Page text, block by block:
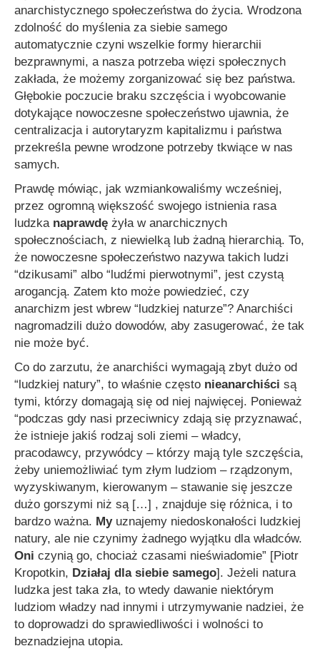
anarchistycznego społeczeństwa do życia. Wrodzona
zdolność do myślenia za siebie samego
automatycznie czyni wszelkie formy hierarchii
bezprawnymi, a nasza potrzeba więzi społecznych
zakłada, że możemy zorganizować się bez państwa.
Głębokie poczucie braku szczęścia i wyobcowanie
dotykające nowoczesne społeczeństwo ujawnia, że
centralizacja i autorytaryzm kapitalizmu i państwa
przekreśla pewne wrodzone potrzeby tkwiące w nas
samych.
Prawdę mówiąc, jak wzmiankowaliśmy wcześniej,
przez ogromną większość swojego istnienia rasa
ludzka naprawdę żyła w anarchicznych
społecznościach, z niewielką lub żadną hierarchią. To,
że nowoczesne społeczeństwo nazywa takich ludzi
“dzikusami” albo “ludźmi pierwotnymi”, jest czystą
arogancją. Zatem kto może powiedzieć, czy
anarchizm jest wbrew “ludzkiej naturze”? Anarchiści
nagromadzili dużo dowodów, aby zasugerować, że tak
nie może być.
Co do zarzutu, że anarchiści wymagają zbyt dużo od
“ludzkiej natury”, to właśnie często nieanarchiści są
tymi, którzy domagają się od niej najwięcej. Ponieważ
“podczas gdy nasi przeciwnicy zdają się przyznawać,
że istnieje jakiś rodzaj soli ziemi – władcy,
pracodawcy, przywódcy – którzy mają tyle szczęścia,
żeby uniemożliwiać tym złym ludziom – rządzonym,
wyzyskiwanym, kierowanym – stawanie się jeszcze
dużo gorszymi niż są […] , znajduje się różnica, i to
bardzo ważna. My uznajemy niedoskonałości ludzkiej
natury, ale nie czynimy żadnego wyjątku dla władców.
Oni czynią go, chociaż czasami nieświadomie” [Piotr
Kropotkin, Działaj dla siebie samego]. Jeżeli natura
ludzka jest taka zła, to wtedy dawanie niektórym
ludziom władzy nad innymi i utrzymywanie nadziei, że
to doprowadzi do sprawiedliwości i wolności to
beznadziejna utopia.